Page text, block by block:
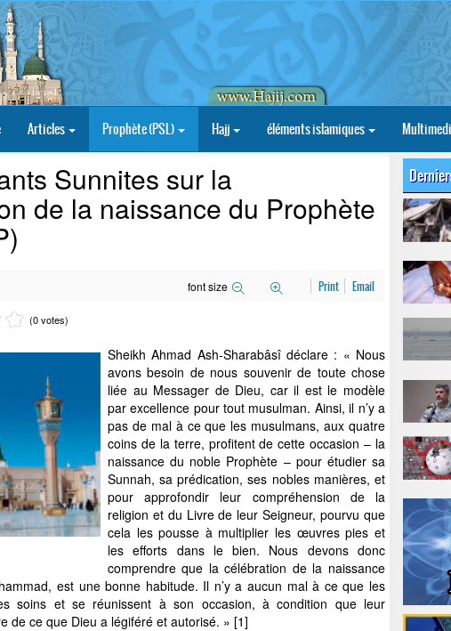
Articles Prophète (PSL) Hajj éléments islamiques
Sunnites sur la
de la naissance du Prophète
font size Print Email
(0 votes)
Sheikh Ahmad Ash-Sharabâsî déclare : « Nous
avons besoin de nous souvenir de toute chose
liée au Messager de Dieu, car il est le modèle
par excellence pour tout musulman. Ainsi, il n’y a
pas de mal à ce que les musulmans, aux quatre
coins de la terre, profitent de cette occasion – la
naissance du noble Prophète – pour étudier sa
Sunnah, sa prédication, ses nobles manières, et
pour approfondir leur compréhension de la
religion et du Livre de leur Seigneur, pourvu que
cela les pousse à multiplier les œuvres pies et
les efforts dans le bien. Nous devons donc
comprendre que la célébration de la naissance
est une bonne habitude. Il n’y a aucun mal à ce que les
soins et se réunissent à son occasion, à condition que leur
de ce que Dieu a légiféré et autorisé. » [1]